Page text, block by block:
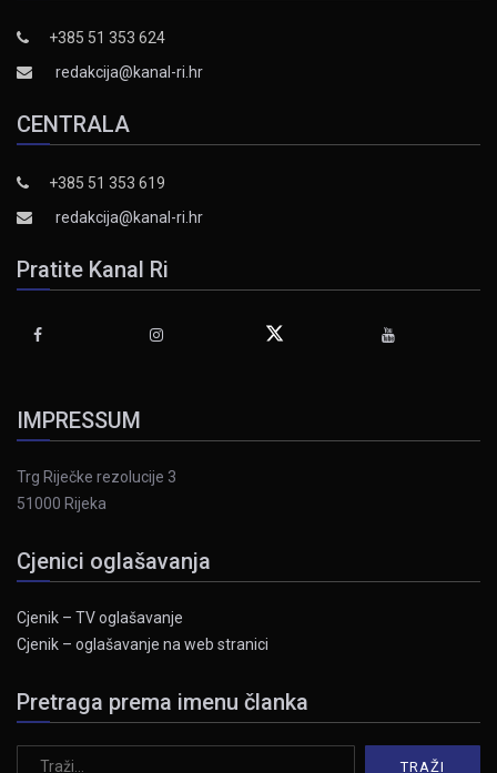
+385 51 353 624
redakcija@kanal-ri.hr
CENTRALA
+385 51 353 619
redakcija@kanal-ri.hr
Pratite Kanal Ri
IMPRESSUM
Trg Riječke rezolucije 3
51000 Rijeka
Cjenici oglašavanja
Cjenik – TV oglašavanje
Cjenik – oglašavanje na web stranici
Pretraga prema imenu članka